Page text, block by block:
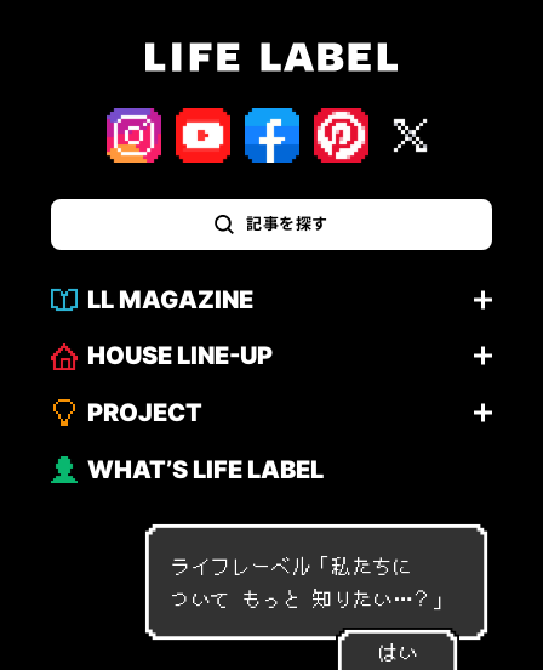
記事を探す
LL MAGAZINE
HOUSE LINE-UP
PROJECT
WHAT’S LIFE LABEL
ライフレーベル「私 たちに
つ いて も っ と 知 り た い…？ 」
はい